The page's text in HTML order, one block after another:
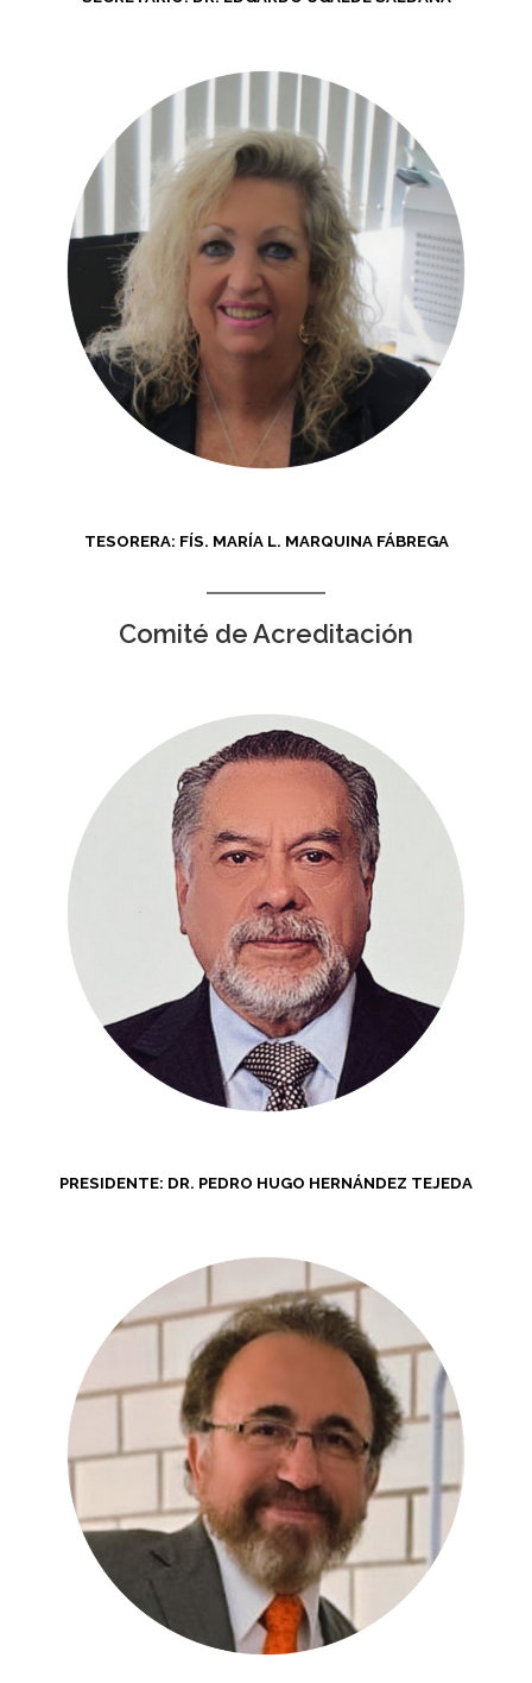
TESORERA: FÍS. MARÍA L. MARQUINA FÁBREGA
Comité de Acreditación
PRESIDENTE: DR. PEDRO HUGO HERNÁNDEZ TEJEDA